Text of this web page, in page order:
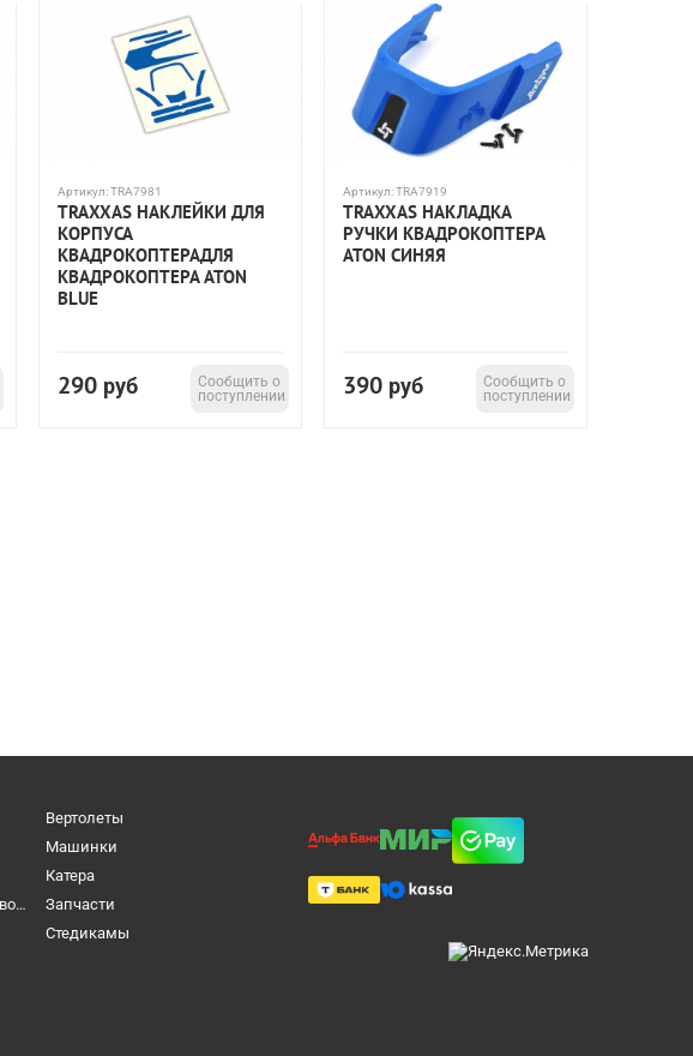
Артикул:TRA7981
TRAXXAS НАКЛЕЙКИ ДЛЯ
КОРПУСА
КВАДРОКОПТЕРАДЛЯ
КВАДРОКОПТЕРА ATON
BLUE
290 руб
Сообщить о
поступлении
Артикул:TRA7919
TRAXXAS НАКЛАДКА
РУЧКИ КВАДРОКОПТЕРА
ATON СИНЯЯ
390 руб
Сообщить о
поступлении
Вертолеты
Машинки
Катера
Конструкторы, наборы для творчества и настольные игры
Запчасти
Cтедикамы